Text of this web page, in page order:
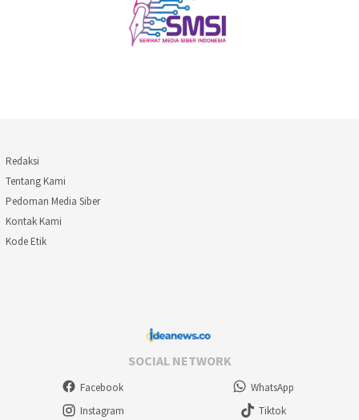
Redaksi
Tentang Kami
Pedoman Media Siber
Kontak Kami
Kode Etik
SOCIAL NETWORK
Facebook
WhatsApp
Instagram
Tiktok